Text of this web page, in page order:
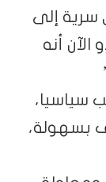
سرية إلى
أنه
سياسيا،
بسهولة،